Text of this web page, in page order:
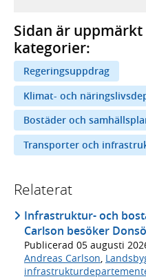
Sidan är
kategorier:
Regeringsuppdrag
Klimat- och
Bostäder och
Transporter och
Relaterat
Infrastruktur- och
Carlson besöker
Publicerad 05 augusti
Andreas Carlson,